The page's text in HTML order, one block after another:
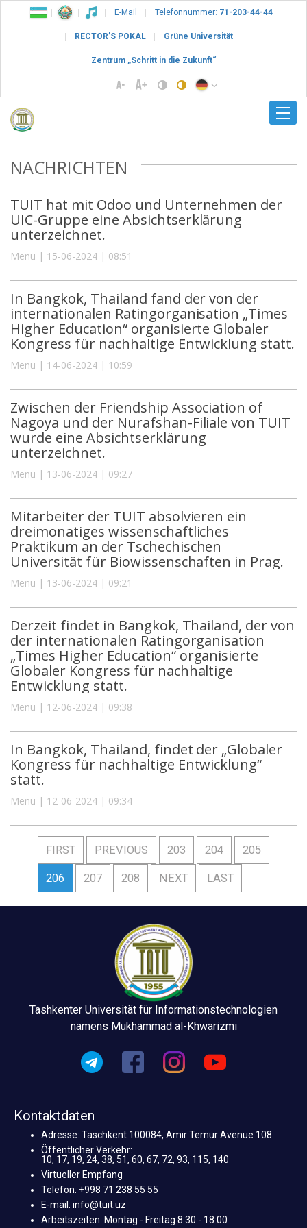
E-Mail Telefonnummer: 71-203-44-44
RECTOR’S POKAL Grüne Universität
Zentrum „Schritt in die Zukunft“
NACHRICHTEN
TUIT hat mit Odoo und Unternehmen der
UIC-Gruppe eine Absichtserklärung
unterzeichnet.
Menu | 15-06-2024 | 08:51
In Bangkok, Thailand fand der von der
internationalen Ratingorganisation „Times
Higher Education“ organisierte Globaler
Kongress für nachhaltige Entwicklung statt.
Menu | 14-06-2024 | 10:59
Zwischen der Friendship Association of
Nagoya und der Nurafshan-Filiale von TUIT
wurde eine Absichtserklärung
unterzeichnet.
Menu | 13-06-2024 | 09:27
Mitarbeiter der TUIT absolvieren ein
dreimonatiges wissenschaftliches
Praktikum an der Tschechischen
Universität für Biowissenschaften in Prag.
Menu | 13-06-2024 | 09:21
Derzeit findet in Bangkok, Thailand, der von
der internationalen Ratingorganisation
„Times Higher Education“ organisierte
Globaler Kongress für nachhaltige
Entwicklung statt.
Menu | 12-06-2024 | 09:38
In Bangkok, Thailand, findet der „Globaler
Kongress für nachhaltige Entwicklung“
statt.
Menu | 12-06-2024 | 09:34
FIRST PREVIOUS 203 204 205
206 207 208 NEXT LAST
Tashkenter Universität für Informationstechnologien
namens Mukhammad al-Khwarizmi
Kontaktdaten
Adresse: Taschkent 100084, Amir Temur Avenue 108
Öffentlicher Verkehr:
10, 17, 19, 24, 38, 51, 60, 67, 72, 93, 115, 140
Virtueller Empfang
Telefon: +998 71 238 55 55
E-mail: info@tuit.uz
Arbeitszeiten: Montag - Freitag 8:30 - 18:00